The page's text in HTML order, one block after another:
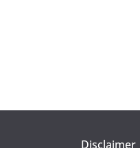
Disclaimer